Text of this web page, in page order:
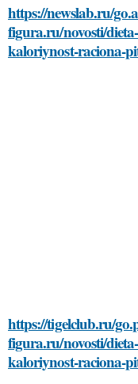
https://newslab.ru/
figura.ru/novosti/
kaloriynost-raciona-
https://tigelclub.ru/
figura.ru/novosti/
kaloriynost-raciona-